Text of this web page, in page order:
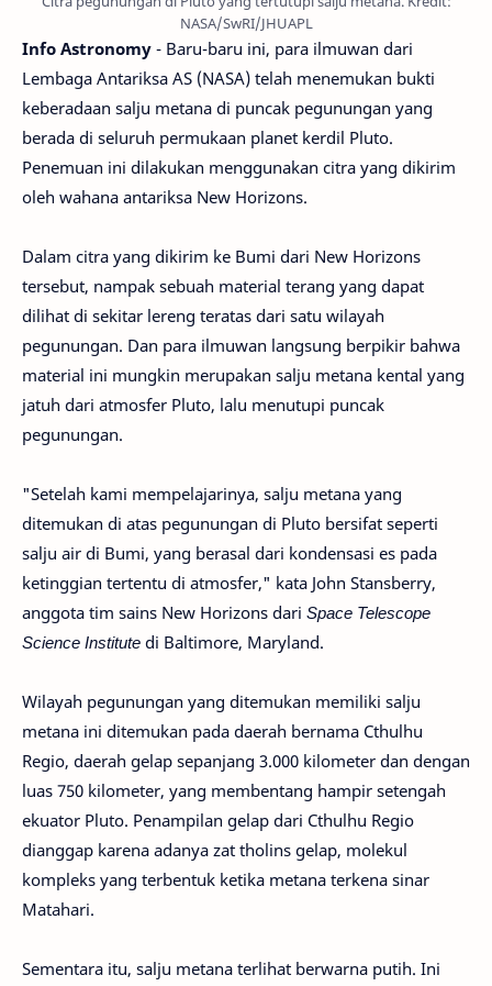
NASA/SwRI/JHUAPL
Info Astronomy - Baru-baru ini, para ilmuwan dari
Lembaga Antariksa AS (NASA) telah menemukan bukti
keberadaan salju metana di puncak pegunungan yang
berada di seluruh permukaan planet kerdil Pluto.
Penemuan ini dilakukan menggunakan citra yang dikirim
oleh wahana antariksa New Horizons.
Dalam citra yang dikirim ke Bumi dari New Horizons
tersebut, nampak sebuah material terang yang dapat
dilihat di sekitar lereng teratas dari satu wilayah
pegunungan. Dan para ilmuwan langsung berpikir bahwa
material ini mungkin merupakan salju metana kental yang
jatuh dari atmosfer Pluto, lalu menutupi puncak
pegunungan.
"Setelah kami mempelajarinya, salju metana yang
ditemukan di atas pegunungan di Pluto bersifat seperti
salju air di Bumi, yang berasal dari kondensasi es pada
ketinggian tertentu di atmosfer," kata John Stansberry,
anggota tim sains New Horizons dari Space Telescope
Science Institute di Baltimore, Maryland.
Wilayah pegunungan yang ditemukan memiliki salju
metana ini ditemukan pada daerah bernama Cthulhu
Regio, daerah gelap sepanjang 3.000 kilometer dan dengan
luas 750 kilometer, yang membentang hampir setengah
ekuator Pluto. Penampilan gelap dari Cthulhu Regio
dianggap karena adanya zat tholins gelap, molekul
kompleks yang terbentuk ketika metana terkena sinar
Matahari.
Sementara itu, salju metana terlihat berwarna putih. Ini